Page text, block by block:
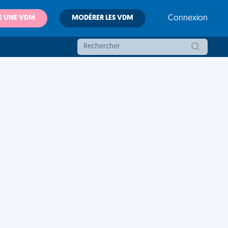
UNE VDM MODÉRER LES VDM Connexion